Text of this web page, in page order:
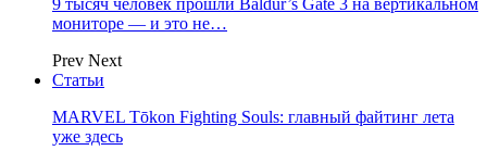
9 тысяч человек прошли Baldur’s Gate 3 на вертикальном
мониторе — и это не…
Prev Next
Статьи
MARVEL Tōkon Fighting Souls: главный файтинг лета
уже здесь